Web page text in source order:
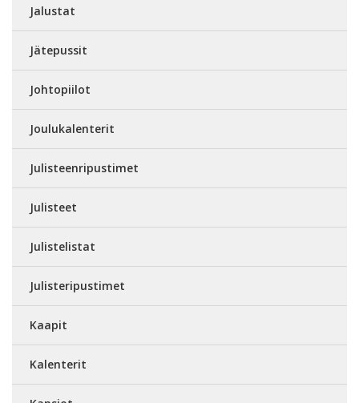
Jalustat
Jätepussit
Johtopiilot
Joulukalenterit
Julisteenripustimet
Julisteet
Julistelistat
Julisteripustimet
Kaapit
Kalenterit